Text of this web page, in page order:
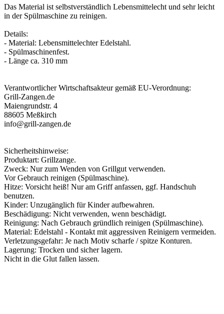
Das Material ist selbstverständlich Lebensmittelecht und sehr leicht
in der Spülmaschine zu reinigen.
Details:
- Material: Lebensmittelechter Edelstahl.
- Spülmaschinenfest.
- Länge ca. 310 mm
Verantwortlicher Wirtschaftsakteur gemäß EU-Verordnung:
Grill-Zangen.de
Maiengrundstr. 4
88605 Meßkirch
info@grill-zangen.de
Sicherheitshinweise:
Produktart: Grillzange.
Zweck: Nur zum Wenden von Grillgut verwenden.
Vor Gebrauch reinigen (Spülmaschine).
Hitze: Vorsicht heiß! Nur am Griff anfassen, ggf. Handschuh
benutzen.
Kinder: Unzugänglich für Kinder aufbewahren.
Beschädigung: Nicht verwenden, wenn beschädigt.
Reinigung: Nach Gebrauch gründlich reinigen (Spülmaschine).
Material: Edelstahl - Kontakt mit aggressiven Reinigern vermeiden.
Verletzungsgefahr: Je nach Motiv scharfe / spitze Konturen.
Lagerung: Trocken und sicher lagern.
Nicht in die Glut fallen lassen.